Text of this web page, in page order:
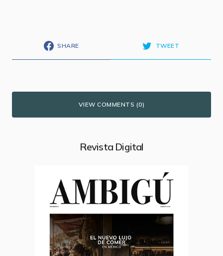
SHARE TWEET
VIEW COMMENTS (0)
Revista Digital